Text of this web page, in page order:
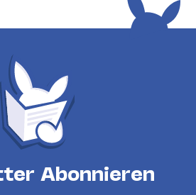
Abonnieren